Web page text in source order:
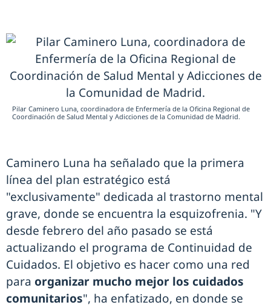
Pilar Caminero Luna, coordinadora de Enfermería de la Oficina Regional de
Coordinación de Salud Mental y Adicciones de la Comunidad de Madrid.
Caminero Luna ha señalado que la primera
línea del plan estratégico está
"exclusivamente" dedicada al trastorno mental
grave, donde se encuentra la esquizofrenia. "Y
desde febrero del año pasado se está
actualizando el programa de Continuidad de
Cuidados. El objetivo es hacer como una red
para organizar mucho mejor los cuidados
comunitarios", ha enfatizado, en donde se